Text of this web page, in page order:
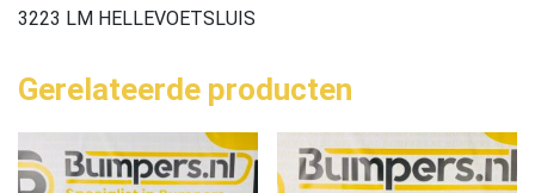
3223 LM HELLEVOETSLUIS
Gerelateerde producten